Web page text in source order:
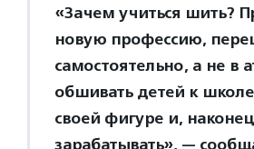
«Зачем учиться шить?
новую профессию,
самостоятельно, а не в
обшивать детей к
своей фигуре и,
зарабатывать», —